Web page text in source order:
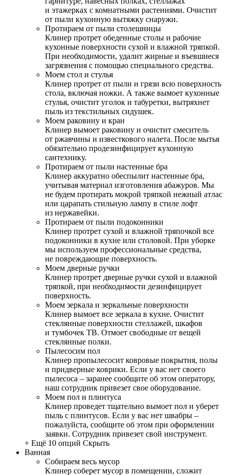
и этажерках с комнатными растениями. Очистит
от пыли кухонную вытяжку снаружи.
Протираем от пыли столешницы
Клинер протрет обеденные столы и рабочие
кухонные поверхности сухой и влажной тряпкой.
При необходимости, удалит жирные и въевшиеся
загрязнения с помощью специального средства.
Моем стол и стулья
Клинер протрет от пыли и грязи всю поверхность
стола, включая ножки. А также вымоет кухонные
стулья, очистит уголок и табуретки, вытряхнет
пыль из текстильных сидушек.
Моем раковину и кран
Клинер вымоет раковину и очистит смеситель
от ржавчины и известкового налета. После мытья
обязательно продезинфицирует кухонную
сантехнику.
Протираем от пыли настенные бра
Клинер аккуратно обеспылит настенные бра,
учитывая материал изготовления абажуров. Мы
не будем протирать мокрой тряпкой нежный атлас
или царапать стильную лампу в стиле лофт
из нержавейки.
Протираем от пыли подоконники
Клинер протрет сухой и влажной тряпочкой все
подоконники в кухне или столовой. При уборке
мы используем профессиональные средства,
не повреждающие поверхность.
Моем дверные ручки
Клинер протрет дверные ручки сухой и влажной
тряпкой, при необходимости дезинфицирует
поверхность.
Моем зеркала и зеркальные поверхности
Клинер вымоет все зеркала в кухне. Очистит
стеклянные поверхности стеллажей, шкафов
и тумбочек ТВ. Отмоет свободные от вещей
стеклянные полки.
Пылесосим пол
Клинер пропылесосит ковровые покрытия, полы
и придверные коврики. Если у вас нет своего
пылесоса – заранее сообщите об этом оператору,
наш сотрудник привезет свое оборудование.
Моем пол и плинтуса
Клинер проведет тщательно вымоет пол и уберет
пыль с плинтусов. Если у вас нет швабры –
пожалуйста, сообщите об этом при оформлении
заявки. Сотрудник привезет свой инструмент.
+ Ещё 10 опций Скрыть
Ванная
Собираем весь мусор
Клинер соберет мусор в помещении, сложит